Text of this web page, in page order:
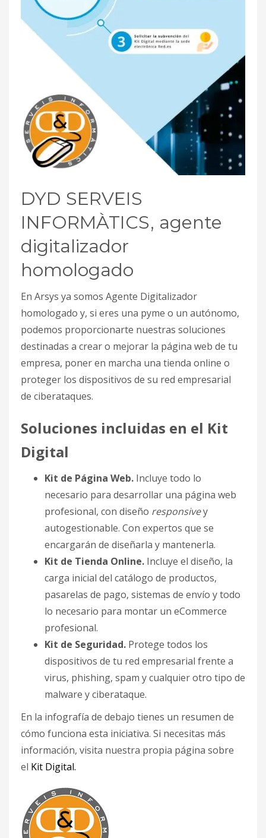
DYD SERVEIS
INFORMÀTICS, agente
digitalizador
homologado
En Arsys ya somos Agente Digitalizador
homologado y, si eres una pyme o un autónomo,
podemos proporcionarte nuestras soluciones
destinadas a crear o mejorar la página web de tu
empresa, poner en marcha una tienda online o
proteger los dispositivos de su red empresarial
de ciberataques.
Soluciones incluidas en el Kit
Digital
Kit de Página Web. Incluye todo lo
necesario para desarrollar una página web
profesional, con diseño responsivey
autogestionable. Con expertos que se
encargarán de diseñarla y mantenerla.
Kit de Tienda Online. Incluye el diseño, la
carga inicial del catálogo de productos,
pasarelas de pago, sistemas de envío y todo
lo necesario para montar un eCommerce
profesional.
Kit de Seguridad. Protege todos los
dispositivos de tu red empresarial frente a
virus, phishing, spam y cualquier otro tipo de
malware y ciberataque.
En la infografía de debajo tienes un resumen de
cómo funciona esta iniciativa. Si necesitas más
información, visita nuestra propia página sobre
el Kit Digital.